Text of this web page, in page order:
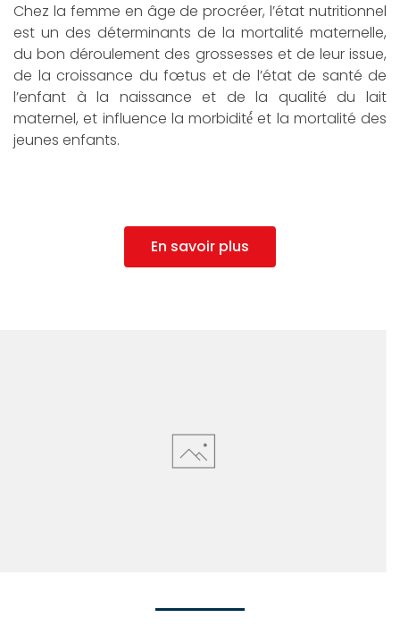
Chez la femme en âge de procréer, l’état nutritionnel
est un des déterminants de la mortalité maternelle,
du bon déroulement des grossesses et de leur issue,
de la croissance du fœtus et de l’état de santé de
l’enfant à la naissance et de la qualité du lait
maternel, et influence la morbidité́ et la mortalité des
jeunes enfants.
En savoir plus